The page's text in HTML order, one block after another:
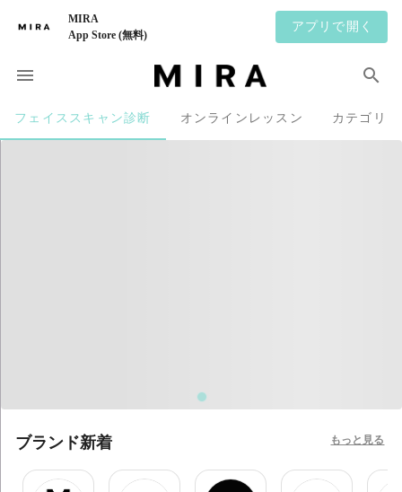
MIRA
App Store (無料)
アプリで開く
フェイススキャン診断 オンラインレッスン カテゴリ
ブランド新着 もっと見る